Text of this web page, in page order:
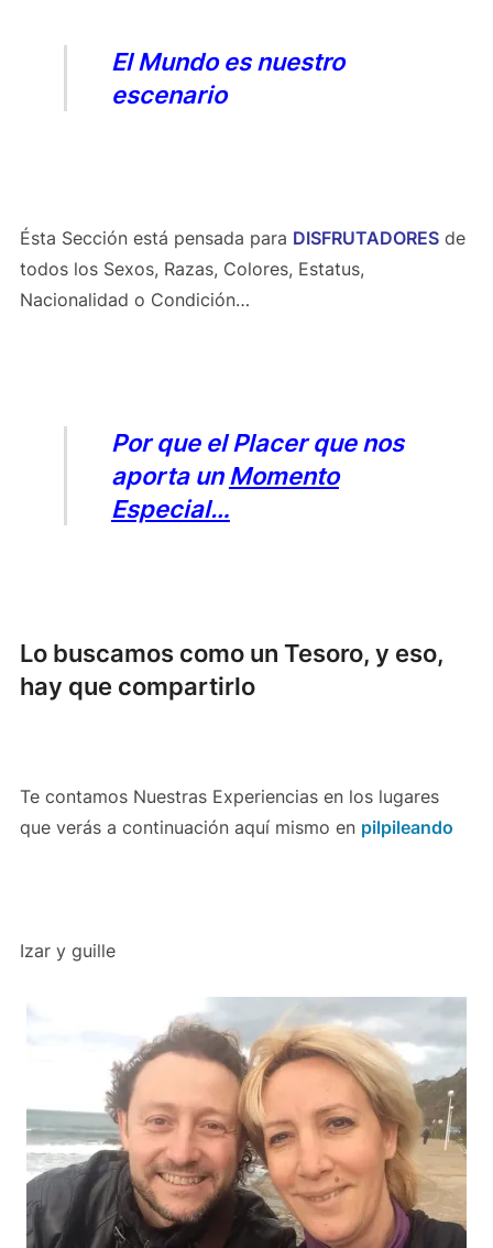
El Mundo es nuestro
escenario
Ésta Sección está pensada para DISFRUTADORESde
todos los Sexos, Razas, Colores, Estatus,
Nacionalidad o Condición…
Por que el Placer que nos
aporta un Momento
Especial…
Lo buscamos como un Tesoro, y eso,
hay que compartirlo
Te contamos Nuestras Experiencias en los lugares
que verás a continuación aquí mismo en pilpileando
Izar y guille